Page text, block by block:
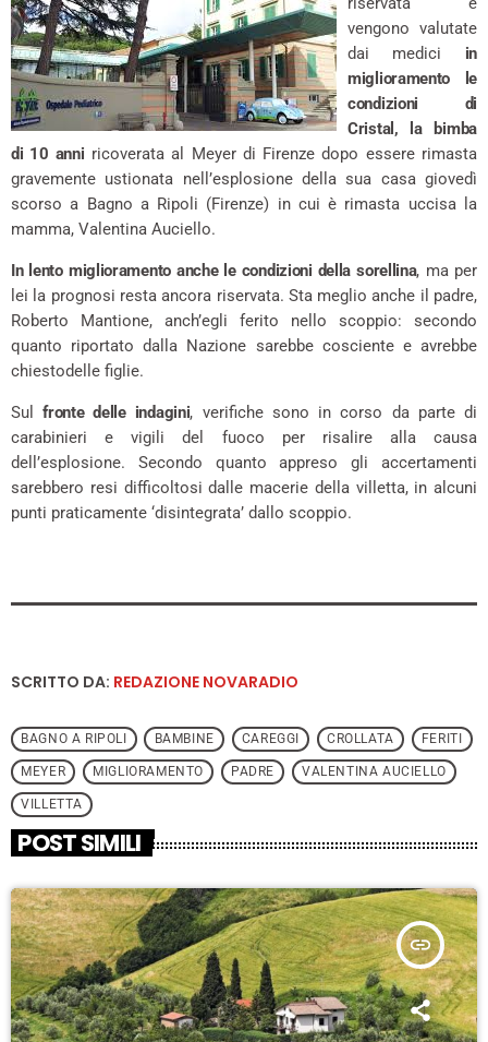
vengono valutate
dai medici in
miglioramento le
condizioni di
Cristal, la bimba
di 10 anni ricoverata al Meyer di Firenze dopo essere rimasta
gravemente ustionata nell’esplosione della sua casa giovedì
scorso a Bagno a Ripoli (Firenze) in cui è rimasta uccisa la
mamma, Valentina Auciello.
In lento miglioramento anche le condizioni della sorellina, ma per
lei la prognosi resta ancora riservata. Sta meglio anche il padre,
Roberto Mantione, anch’egli ferito nello scoppio: secondo
quanto riportato dalla Nazione sarebbe cosciente e avrebbe
chiestodelle figlie.
Sulfronte delle indagini, verifiche sono in corso da parte di
carabinieri e vigili del fuoco per risalire alla causa
dell’esplosione. Secondo quanto appreso gli accertamenti
sarebbero resi difficoltosi dalle macerie della villetta, in alcuni
punti praticamente ‘disintegrata’ dallo scoppio.
SCRITTO DA: REDAZIONE NOVARADIO
BAGNO A RIPOLI BAMBINE CAREGGI CROLLATA FERITI
MEYER MIGLIORAMENTO PADRE VALENTINA AUCIELLO
VILLETTA
POST SIMILI
insert_link